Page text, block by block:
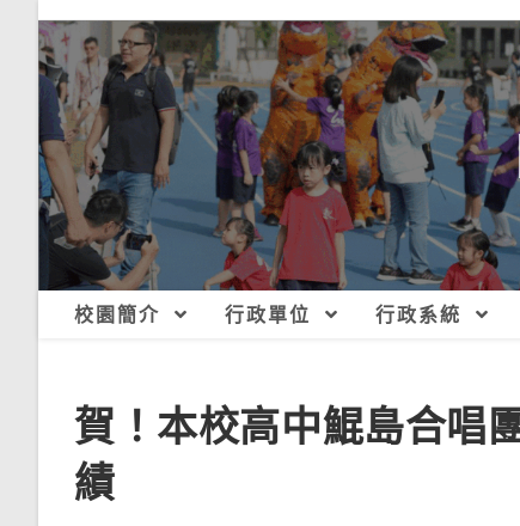
校園簡介 行政單位 行政系統
賀！本校高中鯤島合唱
績